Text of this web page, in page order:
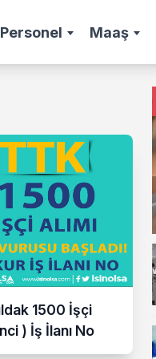
Personel Maaş
1500 İşçi
) İş İlanı No